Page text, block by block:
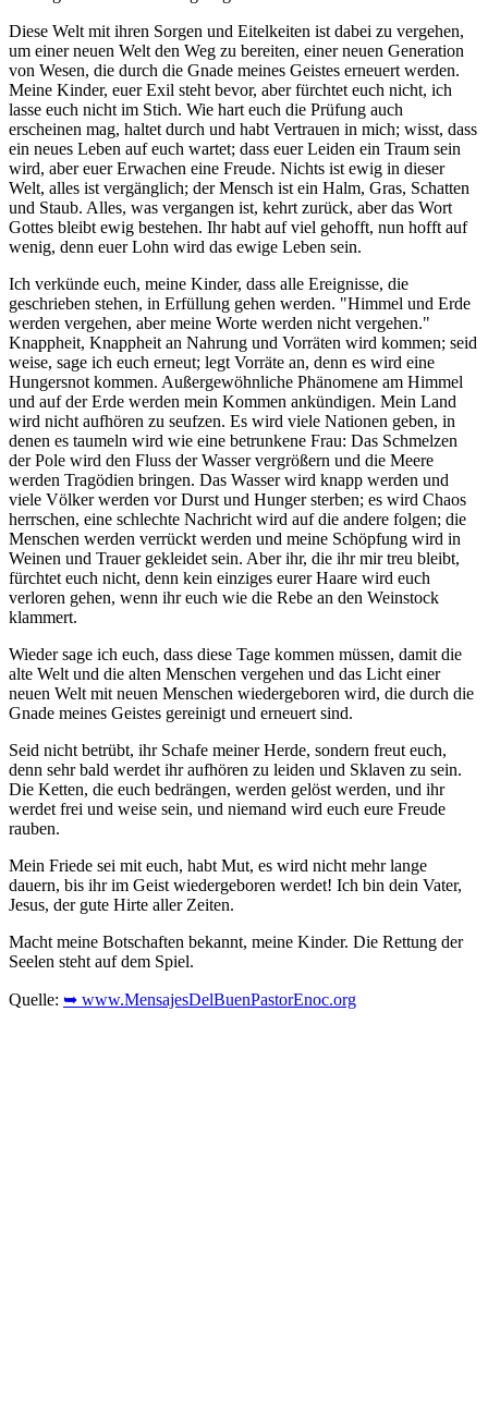
Diese Welt mit ihren Sorgen und Eitelkeiten ist dabei zu vergehen,
um einer neuen Welt den Weg zu bereiten, einer neuen Generation
von Wesen, die durch die Gnade meines Geistes erneuert werden.
Meine Kinder, euer Exil steht bevor, aber fürchtet euch nicht, ich
lasse euch nicht im Stich. Wie hart euch die Prüfung auch
erscheinen mag, haltet durch und habt Vertrauen in mich; wisst, dass
ein neues Leben auf euch wartet; dass euer Leiden ein Traum sein
wird, aber euer Erwachen eine Freude. Nichts ist ewig in dieser
Welt, alles ist vergänglich; der Mensch ist ein Halm, Gras, Schatten
und Staub. Alles, was vergangen ist, kehrt zurück, aber das Wort
Gottes bleibt ewig bestehen. Ihr habt auf viel gehofft, nun hofft auf
wenig, denn euer Lohn wird das ewige Leben sein.
Ich verkünde euch, meine Kinder, dass alle Ereignisse, die
geschrieben stehen, in Erfüllung gehen werden. "Himmel und Erde
werden vergehen, aber meine Worte werden nicht vergehen."
Knappheit, Knappheit an Nahrung und Vorräten wird kommen; seid
weise, sage ich euch erneut; legt Vorräte an, denn es wird eine
Hungersnot kommen. Außergewöhnliche Phänomene am Himmel
und auf der Erde werden mein Kommen ankündigen. Mein Land
wird nicht aufhören zu seufzen. Es wird viele Nationen geben, in
denen es taumeln wird wie eine betrunkene Frau: Das Schmelzen
der Pole wird den Fluss der Wasser vergrößern und die Meere
werden Tragödien bringen. Das Wasser wird knapp werden und
viele Völker werden vor Durst und Hunger sterben; es wird Chaos
herrschen, eine schlechte Nachricht wird auf die andere folgen; die
Menschen werden verrückt werden und meine Schöpfung wird in
Weinen und Trauer gekleidet sein. Aber ihr, die ihr mir treu bleibt,
fürchtet euch nicht, denn kein einziges eurer Haare wird euch
verloren gehen, wenn ihr euch wie die Rebe an den Weinstock
klammert.
Wieder sage ich euch, dass diese Tage kommen müssen, damit die
alte Welt und die alten Menschen vergehen und das Licht einer
neuen Welt mit neuen Menschen wiedergeboren wird, die durch die
Gnade meines Geistes gereinigt und erneuert sind.
Seid nicht betrübt, ihr Schafe meiner Herde, sondern freut euch,
denn sehr bald werdet ihr aufhören zu leiden und Sklaven zu sein.
Die Ketten, die euch bedrängen, werden gelöst werden, und ihr
werdet frei und weise sein, und niemand wird euch eure Freude
rauben.
Mein Friede sei mit euch, habt Mut, es wird nicht mehr lange
dauern, bis ihr im Geist wiedergeboren werdet! Ich bin dein Vater,
Jesus, der gute Hirte aller Zeiten.
Macht meine Botschaften bekannt, meine Kinder. Die Rettung der
Seelen steht auf dem Spiel.
Quelle: ➥ www.MensajesDelBuenPastorEnoc.org